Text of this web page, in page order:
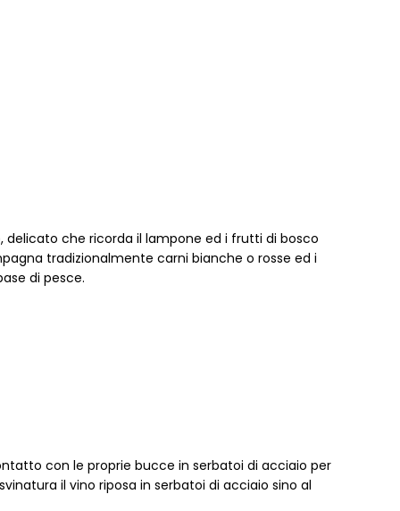
che ricorda il lampone ed i frutti di bosco
tradizionalmente carni bianche o rosse ed i
di pesce.
con le proprie bucce in serbatoi di acciaio per
il vino riposa in serbatoi di acciaio sino al